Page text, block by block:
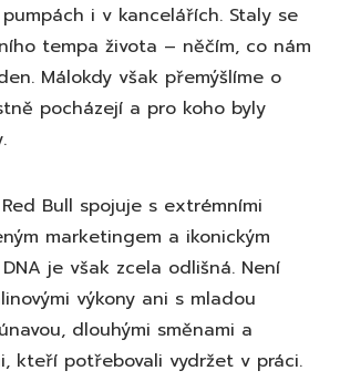
i v kancelářích. Staly se
tempa života – něčím, co nám
Málokdy však přemýšlíme o
pocházejí a pro koho byly
Bull spojuje s extrémními
marketingem a ikonickým
je však zcela odlišná. Není
výkony ani s mladou
dlouhými směnami a
kteří potřebovali vydržet v práci.